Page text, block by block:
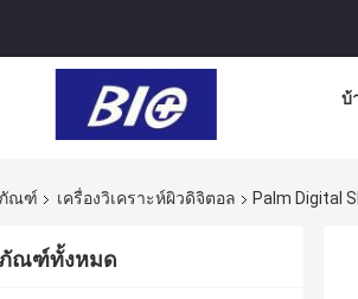
บ้
ณฑ์ เครื่องวิเคราะห์ผิวดิจิตอล Palm Digital
ณฑ์ทั้งหมด